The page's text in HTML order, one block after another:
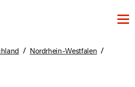
/ Nordrhein-Westfalen /